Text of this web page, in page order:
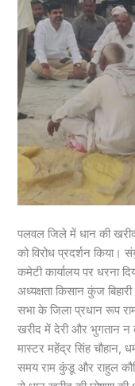
पलवल जिले में धान की
को विरोध प्रदर्शन किया।
कमेटी कार्यालय पर धरना
अध्यक्षता किसान कुंज
सभा के जिला प्रधान रूप
खरीद में देरी और भुगतान न
मास्टर महेंद्र सिंह चौहान,
समय राम कुंडू और राहुल